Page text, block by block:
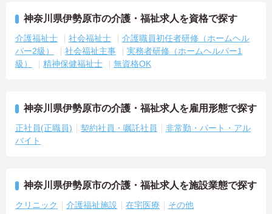
神奈川県伊勢原市の介護・福祉求人を資格で探す
介護福祉士 社会福祉士
介護職員初任者研修（ホームヘル
パー2級）
社会福祉主事
実務者研修（ホームヘルパー1
級）
精神保健福祉士 無資格OK
神奈川県伊勢原市の介護・福祉求人を雇用形態で探す
正社員(正職員) 契約社員・嘱託社員
非常勤・パート・アル
バイト
神奈川県伊勢原市の介護・福祉求人を施設業態で探す
クリニック 介護福祉施設 在宅医療 その他